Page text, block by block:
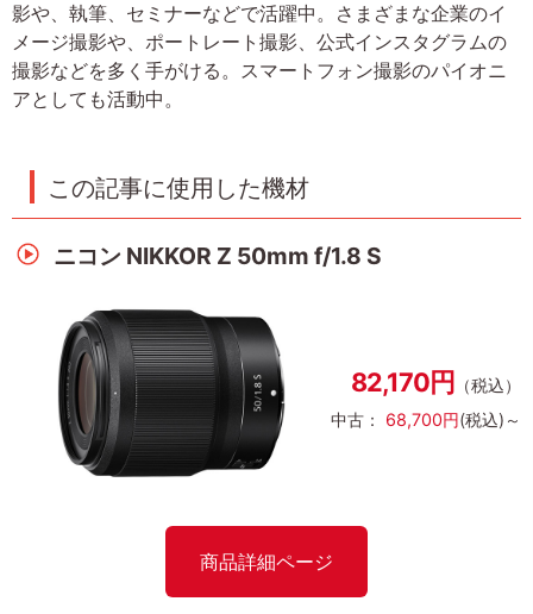
影や、執筆、セミナーなどで活躍中。さまざまな企業のイ
メージ撮影や、ポートレート撮影、公式インスタグラムの
撮影などを多く手がける。スマートフォン撮影のパイオニ
アとしても活動中。
この記事に使用した機材
ニコン NIKKOR Z 50mm f/1.8 S
82,170円 （税込）
中古： 68,700円(税込)～
商品詳細ページ